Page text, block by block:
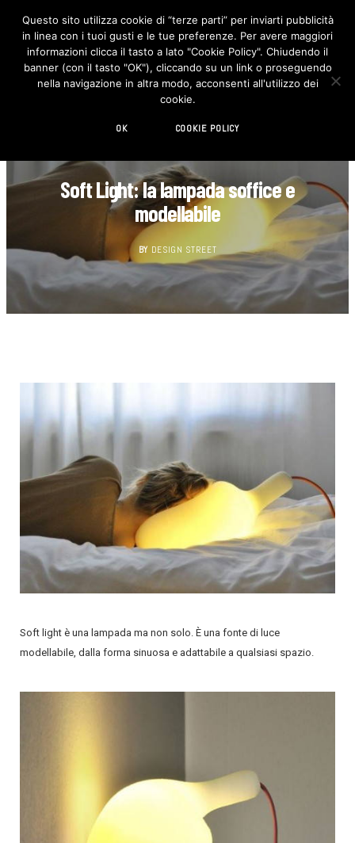
F
c
e
b
o
I
n
s
t
Soft Light: la lampada soffice e
modellabile
BY DESIGN STREET
Soft light è una lampada ma non solo. È una fonte di luce
modellabile, dalla forma sinuosa e adattabile a qualsiasi spazio.
Questo sito utilizza cookie di “terze parti” per inviarti pubblicità
in linea con i tuoi gusti e le tue preferenze. Per avere maggiori
informazioni clicca il tasto a lato "Cookie Policy". Chiudendo il
banner (con il tasto "OK"), cliccando su un link o proseguendo
nella navigazione in altra modo, acconsenti all'utilizzo dei
cookie.
OK COOKIE POLICY